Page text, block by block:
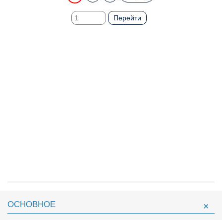
Перейти
ОСНОВНОЕ